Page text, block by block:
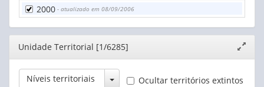
70 anos ou mais
2000 - atualizado em 08/09/2006
Editor
janela
Unidade Territorial [1/6285]
Níveis territoriais Toggle Dropdown
Ocultar territórios extintos